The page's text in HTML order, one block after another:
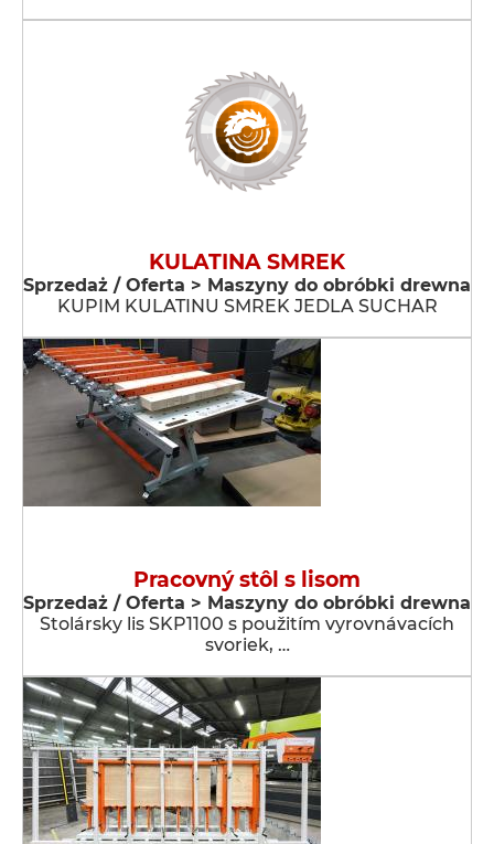
KULATINA SMREK
Sprzedaż / Oferta > Maszyny do obróbki drewna
KUPIM KULATINU SMREK JEDLA SUCHAR
Pracovný stôl s lisom
Sprzedaż / Oferta > Maszyny do obróbki drewna
Stolársky lis SKP1100 s použitím vyrovnávacích
svoriek, …